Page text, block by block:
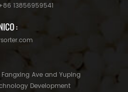
13856959541
:
Ave and Yuping
Development